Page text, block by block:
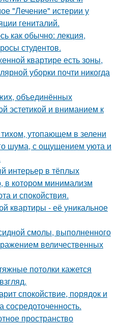
"Лечение" истерии у
гениталий.
как обычно: лекция,
студентов.
квартире есть зоны,
уборки почти никогда
объединённых
эстетикой и вниманием к
утопающем в зелени
шума, с ощущением уюта и
интерьер в тёплых
в котором минимализм
и спокойствия.
квартиры - её уникальное
смолы, выполненного
величественных
потолки кажется
спокойствие, порядок и
сосредоточенность.
пространство